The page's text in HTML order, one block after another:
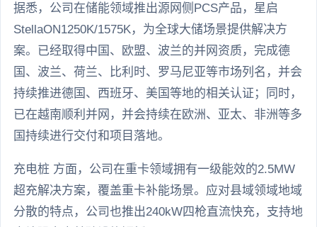
据悉，公司在储能领域推出源网侧PCS产品，星启
StellaON1250K/1575K，为全球大储场景提供解决方
案。已经取得中国、欧盟、波兰的并网资质，完成德
国、波兰、荷兰、比利时、罗马尼亚等市场列名，并会
持续推进德国、西班牙、美国等地的相关认证；同时，
已在越南顺利并网，并会持续在欧洲、亚太、非洲等多
国持续进行交付和项目落地。
充电桩 方面，公司在重卡领域拥有一级能效的2.5MW
超充解决方案，覆盖重卡补能场景。应对县域领域地域
分散的特点，公司也推出240kW四枪直流快充，支持地